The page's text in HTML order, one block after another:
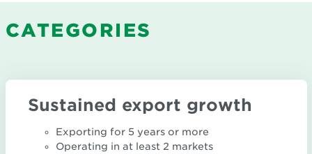
CATEGORIES
Sustained export growth
Exporting for 5 years or more
Operating in at least 2 markets